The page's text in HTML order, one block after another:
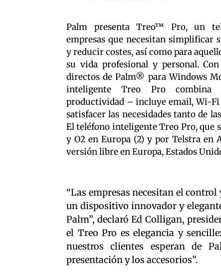
Palm presenta Treo™ Pro, un
empresas que necesitan simplificar
y reducir costes, así como para
su vida profesional y personal.
directos de Palm® para Windows
inteligente Treo Pro combina
productividad – incluye email, Wi-Fi
satisfacer las necesidades tanto de
El teléfono inteligente Treo Pro, que
y O2 en Europa (2) y por Telstra en
versión libre en Europa, Estados
“Las empresas necesitan el
un dispositivo innovador y
Palm”, declaró Ed Colligan,
el Treo Pro es elegancia y
nuestros clientes esperan de
presentación y los accesorios”.